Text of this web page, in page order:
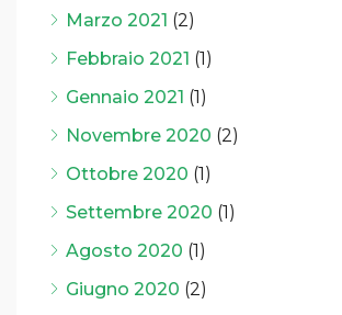
Marzo 2021 (2)
Febbraio 2021 (1)
Gennaio 2021 (1)
Novembre 2020 (2)
Ottobre 2020 (1)
Settembre 2020 (1)
Agosto 2020 (1)
Giugno 2020 (2)